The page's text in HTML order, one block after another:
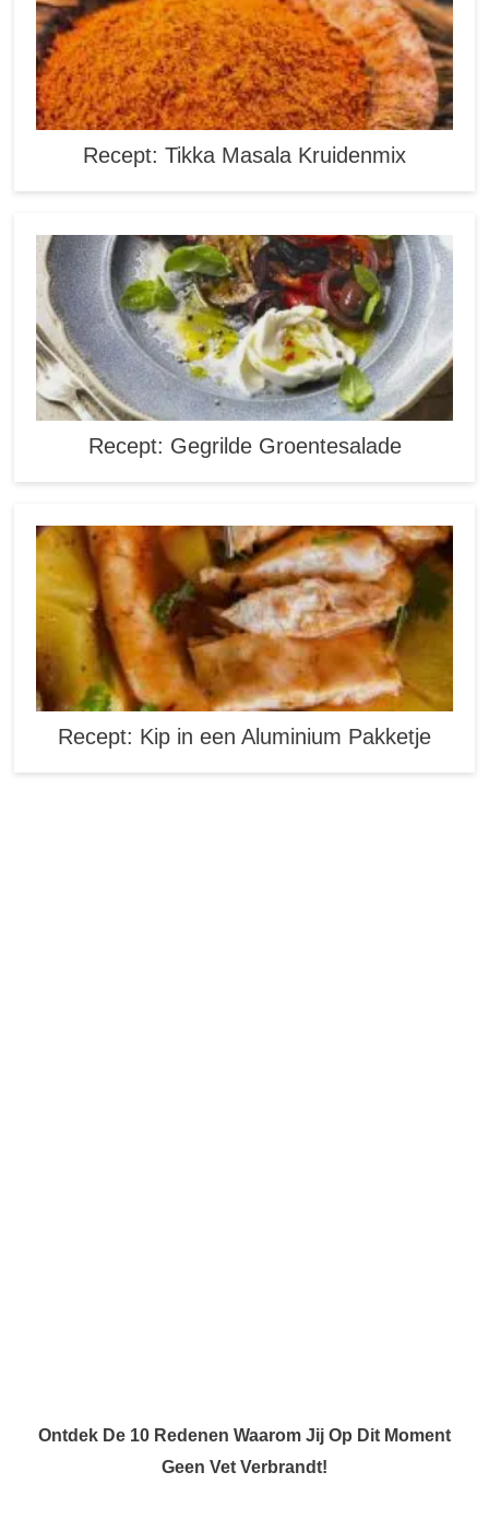
Recept: Tikka Masala Kruidenmix
Recept: Gegrilde Groentesalade
Recept: Kip in een Aluminium Pakketje
Ontdek De 10 Redenen Waarom Jij Op Dit Moment
Geen Vet Verbrandt!